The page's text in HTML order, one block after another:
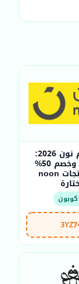
كود خصم نون 2026:
كوبونات وخصم 50%
على منتجات noon
3YZ7